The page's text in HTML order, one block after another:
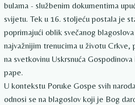
bulama - službenim dokumentima
svijetu. Tek u 16. stoljeću postala je
poprimajući oblik svečanog
najvažnijim trenucima u životu Crkve,
na svetkovinu Uskrsnuća
pape.
U kontekstu Poruke Gospe svih
odnosi se na blagoslov koji je Bog